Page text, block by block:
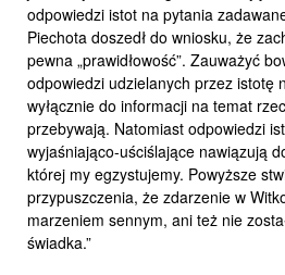
odpowiedzi istot na pytania
Piechota doszedł do wniosku, że
pewna „prawidłowość”. Zauważyć
odpowiedzi udzielanych przez istotę
wyłącznie do informacji na temat
przebywają. Natomiast odpowiedzi
wyjaśniająco-uściślające nawiązują
której my egzystujemy. Powyższe
przypuszczenia, że zdarzenie w
marzeniem sennym, ani też nie
świadka.”